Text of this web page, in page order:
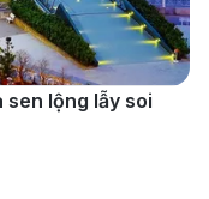
không quốc gia
Airlines cung
từ Chu Lai đi Hải
như Nội Bài
sen lộng lẫy soi